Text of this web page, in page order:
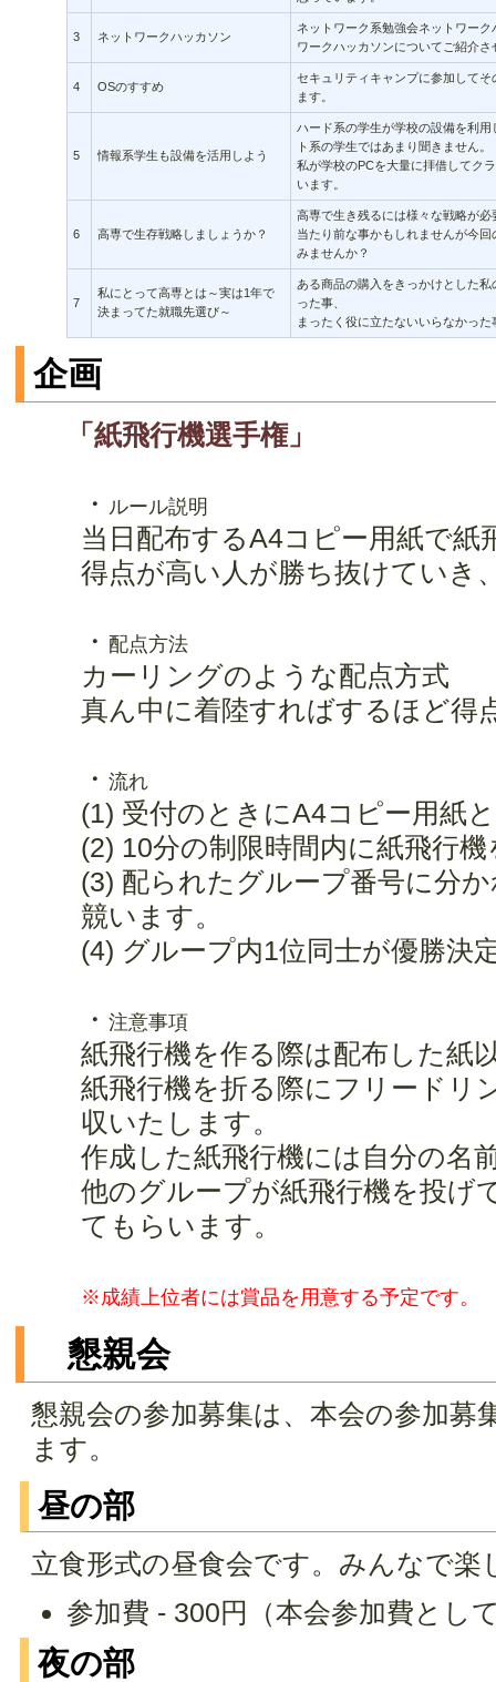
3 ネットワークハッカソン
ネットワーク系勉強会ネットワー
ワークハッカソンについてご紹介
4 OSのすすめ
セキュリティキャンプに参加して
ます。
5 情報系学生も設備を活用しよう
ハード系の学生が学校の設備を利
ト系の学生ではあまり聞きません。
私が学校のPCを大量に拝借してク
います。
6 高専で生存戦略しましょうか？
高専で生き残るには様々な戦略が
当たり前な事かもしれませんが今
みませんか？
7
私にとって高専とは～実は1年で
決まってた就職先選び～
ある商品の購入をきっかけとした
った事、
まったく役に立たないいらなかっ
企画
「紙飛行機選手権」
・ ルール説明
当日配布するA4コピー用紙で
得点が高い人が勝ち抜けていき
・配点方法
カーリングのような配点方式
真ん中に着陸すればするほど得
・流れ
(1) 受付のときにA4コピー用紙
(2) 10分の制限時間内に紙飛行
(3) 配られたグループ番号に分
競います。
(4) グループ内1位同士が優勝決
・注意事項
紙飛行機を作る際は配布した紙
紙飛行機を折る際にフリードリ
収いたします。
作成した紙飛行機には自分の名
他のグループが紙飛行機を投げ
てもらいます。
※成績上位者には賞品を用意する予定です。
懇親会
懇親会の参加募集は、本会の参加募
ます。
昼の部
立食形式の昼食会です。みんなで楽
参加費 - 300円（本会参加費とし
夜の部